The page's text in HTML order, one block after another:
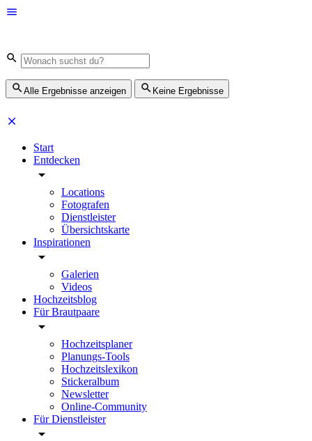
Alle Ergebnisse anzeigen Keine Ergebnisse
Start
Entdecken
Locations
Fotografen
Dienstleister
Übersichtskarte
Inspirationen
Galerien
Videos
Hochzeitsblog
Für Brautpaare
Hochzeitsplaner
Planungs-Tools
Hochzeitslexikon
Stickeralbum
Newsletter
Online-Community
Für Dienstleister